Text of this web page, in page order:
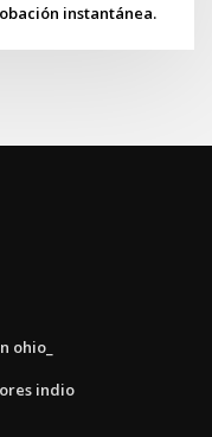
instantánea.
ohio_
indio